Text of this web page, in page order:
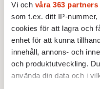
Vi och våra 363 partners
som t.ex. ditt IP-
cookies för att lagra och
enhet för att kunna
innehåll, annons- och
och produktutveckling.
använda din data och i
alla
Mest lästa